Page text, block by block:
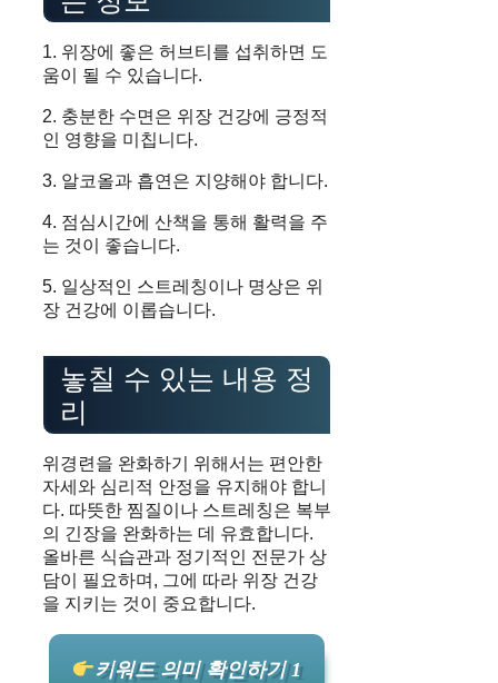
1. 위장에 좋은 허브티를 섭취하면 도
움이 될 수 있습니다.
2. 충분한 수면은 위장 건강에 긍정적
인 영향을 미칩니다.
3. 알코올과 흡연은 지양해야 합니다.
4. 점심시간에 산책을 통해 활력을 주
는 것이 좋습니다.
5. 일상적인 스트레칭이나 명상은 위
장 건강에 이롭습니다.
놓칠 수 있는 내용 정
리
위경련을 완화하기 위해서는 편안한
자세와 심리적 안정을 유지해야 합니
다. 따뜻한 찜질이나 스트레칭은 복부
의 긴장을 완화하는 데 유효합니다.
올바른 식습관과 정기적인 전문가 상
담이 필요하며, 그에 따라 위장 건강
을 지키는 것이 중요합니다.
키워드 의미 확인하기 1